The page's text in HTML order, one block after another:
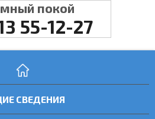
покой
55-12-27
СВЕДЕНИЯ